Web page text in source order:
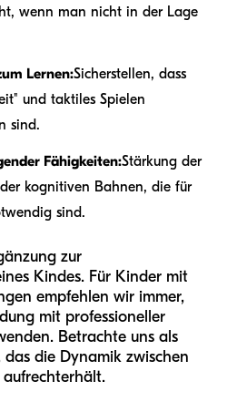
wenn man nicht in der Lage
Lernen:Sicherstellen, dass
und taktiles Spielen
sind.
Fähigkeiten:Stärkung der
kognitiven Bahnen, die für
sind.
zur
Kindes. Für Kinder mit
empfehlen wir immer,
mit professioneller
Betrachte uns als
das die Dynamik zwischen